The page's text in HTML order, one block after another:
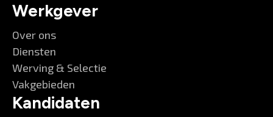
Werkgever
Over ons
Diensten
Werving & Selectie
Vakgebieden
Kandidaten